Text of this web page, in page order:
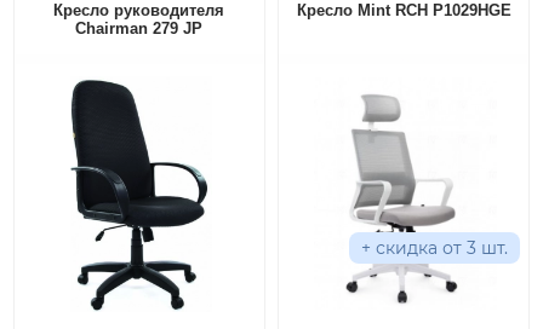
Кресло руководителя
Chairman 279 JP
Кресло Mint RCH P1029HGE
+ скидка от 3 шт.